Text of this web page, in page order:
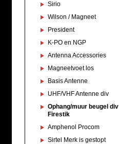
Sirio
Wilson / Magneet
President
K-PO en NGP
Antenna Accessories
Magneetvoet los
Basis Antenne
UHF/VHF Antenne div
Ophang/muur beugel div
Firestik
Amphenol Procom
Sirtel Merk is gestopt